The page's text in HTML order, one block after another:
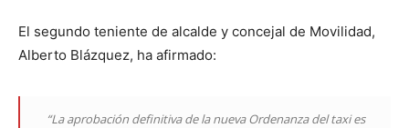
El segundo teniente de alcalde y concejal de Movilidad,
Alberto Blázquez, ha afirmado:
“La aprobación definitiva de la nueva Ordenanza del taxi es